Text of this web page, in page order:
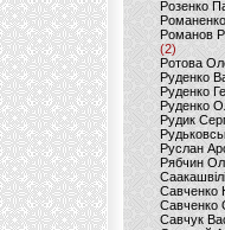
Розенко
Романов
(2)
Ротова
Руденко
Руденко
Руденко
Рудик
Руслан
Рябчин
Савченко
Савченко
Савчук